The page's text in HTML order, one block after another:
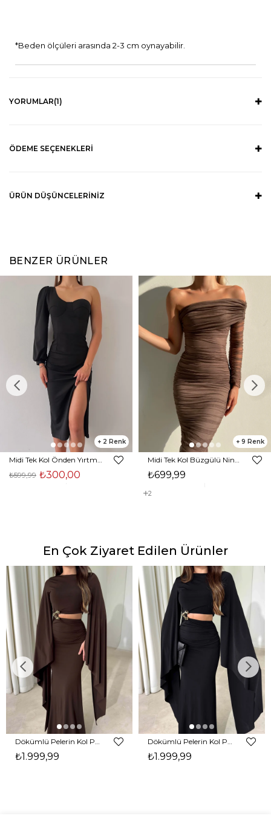
*Beden ölçüleri arasında 2-3 cm oynayabilir.
YORUMLAR(1)
ÖDEME SEÇENEKLERI
ÜRÜN DÜŞÜNCELERINIZ
BENZER ÜRÜNLER
2
₺300,00
₺599,99
9
₺699,99
2
En Çok Ziyaret Edilen Ürünler
₺1.999,99 ₺1.999,99